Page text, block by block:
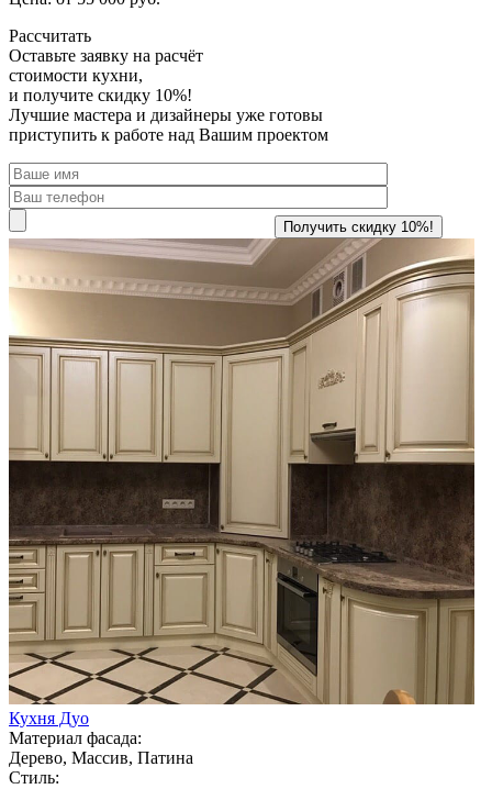
Рассчитать
Оставьте заявку на расчёт
стоимости кухни,
и получите скидку 10%!
Лучшие мастера и дизайнеры уже готовы
приступить к работе над Вашим проектом
Кухня Дуо
Материал фасада:
Дерево, Массив, Патина
Стиль: